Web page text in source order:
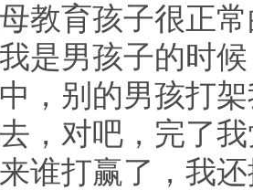
教育孩子很正
是男孩子的时
，别的男孩打
，对吧，完了
谁打赢了，我